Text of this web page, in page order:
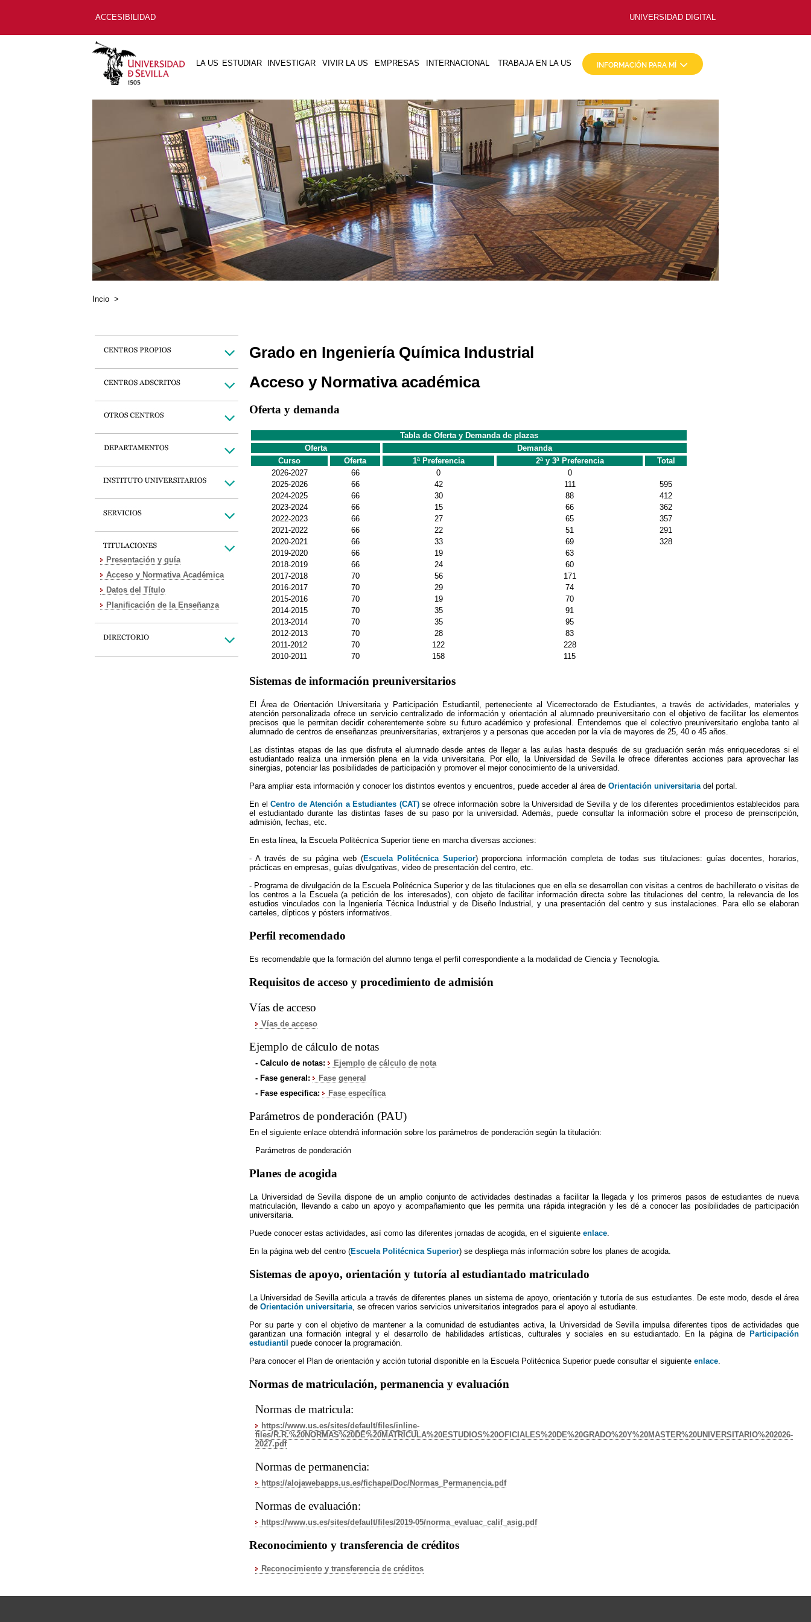
ACCESIBILIDAD UNIVERSIDAD DIGITAL
LA US ESTUDIAR INVESTIGAR VIVIR LA US EMPRESAS INTERNACIONAL TRABAJA EN LA US
Incio >
Presentación y guía
Acceso y Normativa Académica
Datos del Título
Planificación de la Enseñanza
Grado en Ingeniería Química Industrial
Acceso y Normativa académica
Oferta y demanda
Tabla de Oferta y Demanda de plazas
Oferta
Demanda
Curso
Oferta 1ª Preferencia 2ª y 3ª Preferencia
Total
2026-2027
66 0
0
2025-2026
66 42 111
595
2024-2025
66 30 88
412
2023-2024
66 15 66
362
2022-2023
66 27 65
357
2021-2022
66 22 51
291
2020-2021
66 33 69
328
2019-2020
66 19
63
2018-2019
66 24
60
2017-2018
70 56
171
2016-2017
70 29
74
2015-2016
70 19
70
2014-2015
70 35
91
2013-2014
70 35
95
2012-2013
70 28
83
2011-2012
70 122
228
2010-2011
70 158 115
Sistemas de información preuniversitarios
El Área de Orientación Universitaria y Participación Estudiantil, perteneciente al Vicerrectorado de Estudiantes, a través de actividades, materiales y
atención personalizada ofrece un servicio centralizado de información y orientación al alumnado preuniversitario con el objetivo de facilitar los elementos
precisos que le permitan decidir coherentemente sobre su futuro académico y profesional. Entendemos que el colectivo preuniversitario engloba tanto al
alumnado de centros de enseñanzas preuniversitarias, extranjeros y a personas que acceden por la vía de mayores de 25, 40 o 45 años.
Las distintas etapas de las que disfruta el alumnado desde antes de llegar a las aulas hasta después de su graduación serán más enriquecedoras si el
estudiantado realiza una inmersión plena en la vida universitaria. Por ello, la Universidad de Sevilla le ofrece diferentes acciones para aprovechar las
sinergias, potenciar las posibilidades de participación y promover el mejor conocimiento de la universidad.
Para ampliar esta información y conocer los distintos eventos y encuentros, puede acceder al área de Orientación universitariadel portal.
En elCentro de Atención a Estudiantes (CAT)se ofrece información sobre la Universidad de Sevilla y de los diferentes procedimientos establecidos para
el estudiantado durante las distintas fases de su paso por la universidad. Además, puede consultar la información sobre el proceso de preinscripción,
admisión, fechas, etc.
En esta línea, la Escuela Politécnica Superior tiene en marcha diversas acciones:
- A través de su página web (Escuela Politécnica Superior) proporciona información completa de todas sus titulaciones: guías docentes, horarios,
prácticas en empresas, guías divulgativas, video de presentación del centro, etc.
- Programa de divulgación de la Escuela Politécnica Superior y de las titulaciones que en ella se desarrollan con visitas a centros de bachillerato o visitas de
los centros a la Escuela (a petición de los interesados), con objeto de facilitar información directa sobre las titulaciones del centro, la relevancia de los
estudios vinculados con la Ingeniería Técnica Industrial y de Diseño Industrial, y una presentación del centro y sus instalaciones. Para ello se elaboran
carteles, dípticos y pósters informativos.
Perfil recomendado
Es recomendable que la formación del alumno tenga el perfil correspondiente a la modalidad de Ciencia y Tecnología.
Requisitos de acceso y procedimiento de admisión
Vías de acceso
Ví­as de acceso
Ejemplo de cálculo de notas
- Calculo de notas:
Ejemplo de cálculo de nota
- Fase general:
Fase general
- Fase especifica:
Fase especí­fica
Parámetros de ponderación (PAU)
En el siguiente enlace obtendrá información sobre los parámetros de ponderación según la titulación:
Parámetros de ponderación
Planes de acogida
La Universidad de Sevilla dispone de un amplio conjunto de actividades destinadas a facilitar la llegada y los primeros pasos de estudiantes de nueva
matriculación, llevando a cabo un apoyo y acompañamiento que les permita una rápida integración y les dé a conocer las posibilidades de participación
universitaria.
Puede conocer estas actividades, así como las diferentes jornadas de acogida, en el siguiente enlace.
En la página web del centro (Escuela Politécnica Superior) se despliega más información sobre los planes de acogida.
Sistemas de apoyo, orientación y tutoría al estudiantado matriculado
La Universidad de Sevilla articula a través de diferentes planes un sistema de apoyo, orientación y tutoría de sus estudiantes. De este modo, desde el área
de Orientación universitaria, se ofrecen varios servicios universitarios integrados para el apoyo al estudiante.
Por su parte y con el objetivo de mantener a la comunidad de estudiantes activa, la Universidad de Sevilla impulsa diferentes tipos de actividades que
garantizan una formación integral y el desarrollo de habilidades artísticas, culturales y sociales en su estudiantado. En la página de Participación
estudiantil puede conocer la programación.
Para conocer el Plan de orientación y acción tutorial disponible en la Escuela Politécnica Superior puede consultar el siguiente enlace.
Normas de matriculación, permanencia y evaluación
Normas de matricula:
https://www.us.es/sites/default/files/inline-
files/R.R.%20NORMAS%20DE%20MATRICULA%20ESTUDIOS%20OFICIALES%20DE%20GRADO%20Y%20MASTER%20UNIVERSITARIO%202026-
2027.pdf
Normas de permanencia:
https://alojawebapps.us.es/fichape/Doc/Normas_Permanencia.pdf
Normas de evaluación:
https://www.us.es/sites/default/files/2019-05/norma_evaluac_calif_asig.pdf
Reconocimiento y transferencia de créditos
Reconocimiento y transferencia de créditos